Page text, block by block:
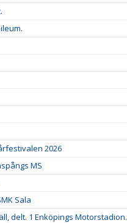
2026
MS
Sala
delt. 1 Enköpings Motorstadion.